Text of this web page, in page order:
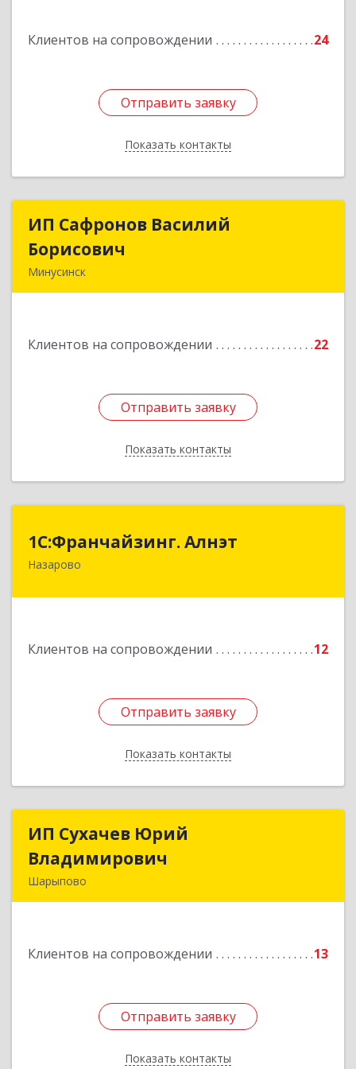
Клиентов на сопровождении 24
Отправить заявку
Показать контакты
Отправить заявку
Назад
ИП Сафронов Василий
Борисович
Минусинск
Клиентов на сопровождении 22
Отправить заявку
Показать контакты
ИП Сафронов Василий
Подробнее
Отправить заявку
Назад
1С:Франчайзинг. Алнэт
Назарово
Клиентов на сопровождении 12
Отправить заявку
Показать контакты
1С:Франчайзинг. Алнэт
662200, Красноярский край, Назарово г,
Отправить заявку
Назад
ИП Сухачев Юрий
Владимирович
Шарыпово
Клиентов на сопровождении 13
Отправить заявку
Показать контакты
ИП Сухачев Юрий
Подробнее
Отправить заявку
Назад